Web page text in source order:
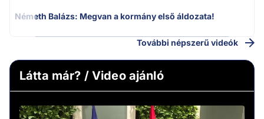
Németh Balázs: Megvan a kormány első áldozata!
További népszerű videók
Látta már? / Video ajánló